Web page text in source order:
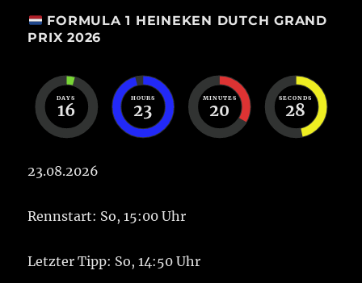
FORMULA 1 HEINEKEN DUTCH GRAND
PRIX 2026
DAYS
16
HOURS
23
MINUTES
20
SECONDS
28
23.08.2026
Rennstart: So, 15:00 Uhr
Letzter Tipp: So, 14:50 Uhr